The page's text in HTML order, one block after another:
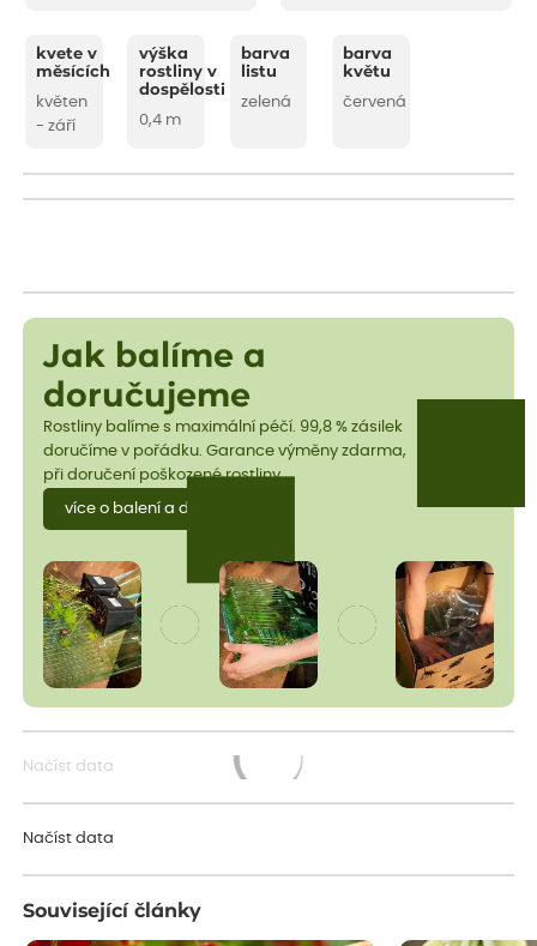
kvete v
měsících
květen
- září
výška
rostliny v
dospělosti
0,4 m
barva
listu
zelená
barva
květu
červená
Jak balíme a
doručujeme
Rostliny balíme s maximální péčí. 99,8 % zásilek
doručíme v pořádku. Garance výměny zdarma,
při doručení poškozené rostliny.
více o balení a dopravě
Načíst data
Načíst data
Související články